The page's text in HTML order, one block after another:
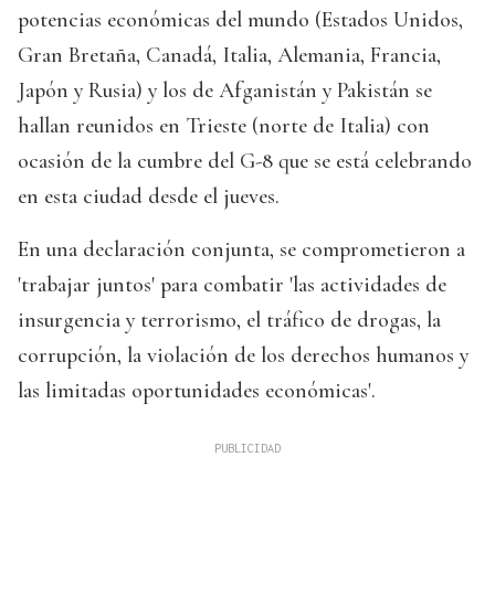
potencias económicas del mundo (Estados Unidos,
Gran Bretaña, Canadá, Italia, Alemania, Francia,
Japón y Rusia) y los de Afganistán y Pakistán se
hallan reunidos en Trieste (norte de Italia) con
ocasión de la cumbre del G-8 que se está celebrando
en esta ciudad desde el jueves.
En una declaración conjunta, se comprometieron a
'trabajar juntos' para combatir 'las actividades de
insurgencia y terrorismo, el tráfico de drogas, la
corrupción, la violación de los derechos humanos y
las limitadas oportunidades económicas'.